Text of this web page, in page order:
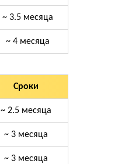
~ 3.5 месяца
~ 4 месяца
Сроки
~ 2.5 месяца
~ 3 месяца
~ 3 месяца